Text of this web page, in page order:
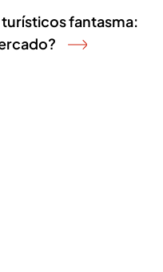
fantasma: